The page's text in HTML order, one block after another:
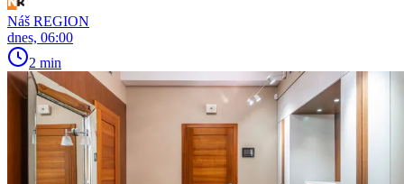
Náš REGION
dnes, 06:00
2 min